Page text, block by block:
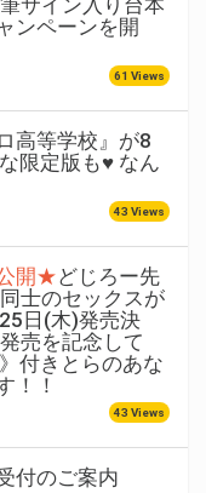
サイン入り台本
ンペーンを開
61 Views
高等学校』が8
限定版も♥ なん
43 Views
開★どじろー先
士のセックスが
日(木)発売決
売を記念して
付きとらのあな
！！
43 Views
付のご案内